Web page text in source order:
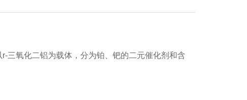
三氧化二铝为载体，分为铂、钯的二元催化剂和含